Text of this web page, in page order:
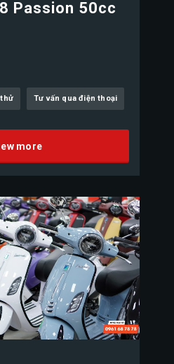
Passion 50cc
Tư vấn qua điện thoại
more